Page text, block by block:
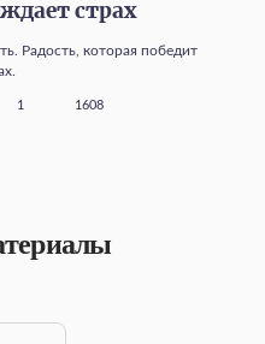
страх
Радость, которая победит
1 1608